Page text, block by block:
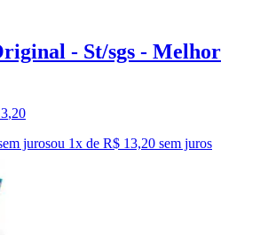
- St/sgs - Melhor
,20
jurosou 1x de R$ 13,20 sem juros